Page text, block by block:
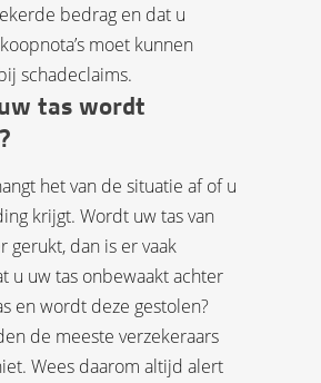
bedrag en dat u
moet kunnen
schadeclaims.
tas wordt
het van de situatie af of u
krijgt. Wordt uw tas van
gerukt, dan is er vaak
u uw tas onbewaakt achter
en wordt deze gestolen?
de meeste verzekeraars
Wees daarom altijd alert